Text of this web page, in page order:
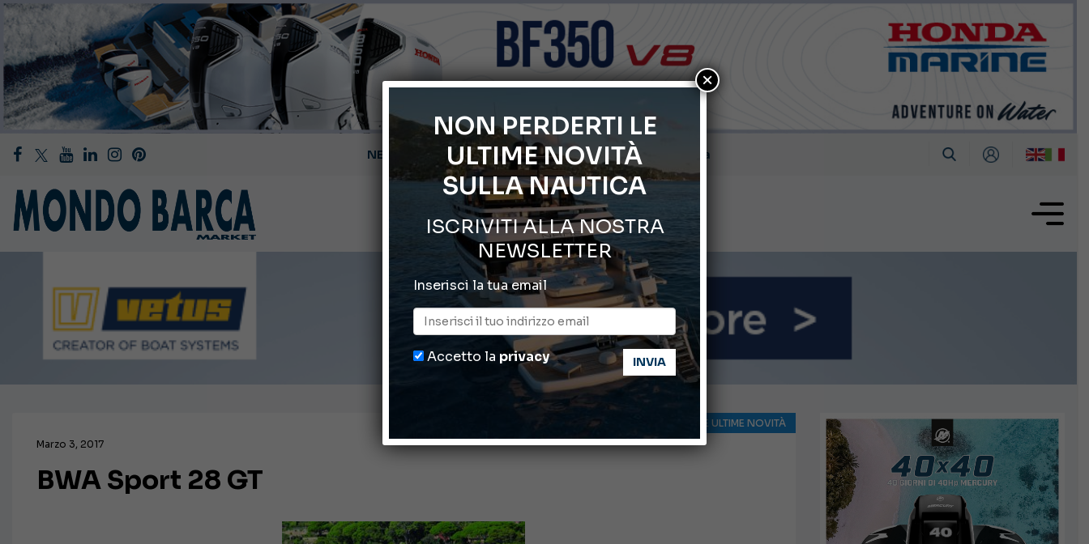
Gommoni Callegari acquisisce Geniuss
66° Salone Nautico Internazionale di Genova
Svelati i Mondiali di Wakeboard 2026
Cannes Yachting Festival 2026: tutte le novità attese a settembre
Montecristo Yachting, l’orologio per il diportista
Marzo 3, 2017
PROVE E ULTIME NOVITÀ
BWA Sport 28 GT
NON PERDERTI LE
ULTIME NOVITÀ
SULLA NAUTICA
ISCRIVITI ALLA NOSTRA
NEWSLETTER
Inserisci la tua email
Accetto la privacy
×